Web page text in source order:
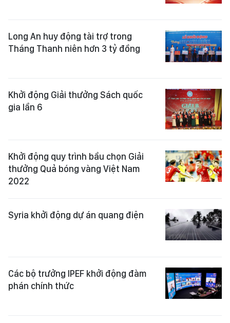
Long An huy động tài trợ trong
Tháng Thanh niên hơn 3 tỷ đồng
Khởi động Giải thưởng Sách quốc
gia lần 6
Khởi động quy trình bầu chọn Giải
thưởng Quả bóng vàng Việt Nam
2022
Syria khởi động dự án quang điện
Các bộ trưởng IPEF khởi động đàm
phán chính thức